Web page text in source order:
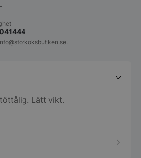
.
Lätt vikt.